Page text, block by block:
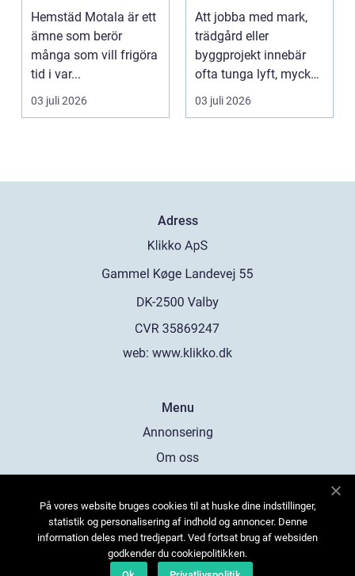
stress
Hemstäd Motala är ett
ämne som berör
många som vill frigöra
tid i var...
03 juli 2026
trädgårdsprojekt
Att jobba med mark,
trädgård eller
byggprojekt innebär
ofta tunga lyft, mycket
logis...
03 juli 2026
Adress
web: www.klikko.dk
Menu
Annonsering
Om oss
Kontakta oss
Sitemap
På vores website bruges cookies til at huske dine indstillinger,
statistik og personalisering af indhold og annoncer. Denne
information deles med tredjepart. Ved fortsat brug af websiden
godkender du cookiepolitikken.